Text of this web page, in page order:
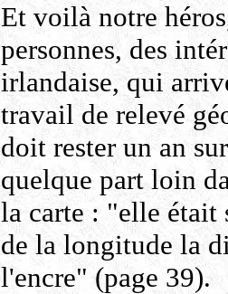
Et voilà notre
personnes, des
irlandaise, qui
travail de relevé
doit rester un an
quelque part loin
la carte : "elle était
de la longitude la
l'encre" (page 39).